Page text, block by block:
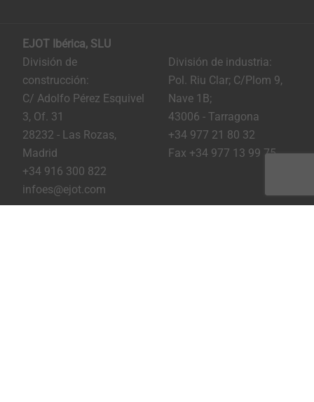
EJOT Ibérica, SLU
División de
construcción:
C/ Adolfo Pérez Esquivel
3, Of. 31
28232 - Las Rozas,
Madrid
+34 916 300 822
infoes@ejot.com
División de industria:
Pol. Riu Clar; C/Plom 9,
Nave 1B;
43006 - Tarragona
+34 977 21 80 32
Fax +34 977 13 99 75